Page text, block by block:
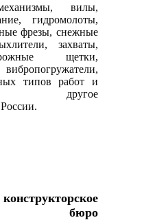
вилы,
гидромолоты,
фрезы, снежные
захваты,
щетки,
типов работ и
другое
бюро